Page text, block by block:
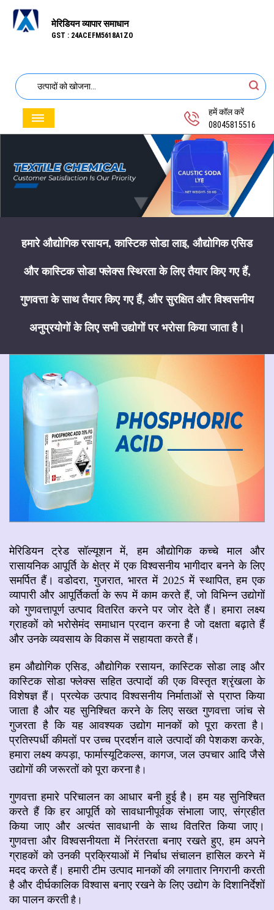
मेरिडियन व्यापार समाधान
GST : 24ACEFM5618A1ZO
हमें कॉल करें
08045815516
हमारे औद्योगिक रसायन, कास्टिक सोडा लाइ, औद्योगिक एसिड
और कास्टिक सोडा फ्लेक्स स्थिरता के लिए तैयार किए गए हैं,
गुणवत्ता के साथ तैयार किए गए हैं, और सुरक्षित और विश्वसनीय
अनुप्रयोगों के लिए सभी उद्योगों पर भरोसा किया जाता है।
मेरिडियन ट्रेड सॉल्यूशन में, हम औद्योगिक कच्चे माल और
रासायनिक आपूर्ति के क्षेत्र में एक विश्वसनीय भागीदार बनने के लिए
समर्पित हैं। वडोदरा, गुजरात, भारत में 2025 में स्थापित, हम एक
व्यापारी और आपूर्तिकर्ता के रूप में काम करते हैं, जो विभिन्न उद्योगों
को गुणवत्तापूर्ण उत्पाद वितरित करने पर जोर देते हैं। हमारा लक्ष्य
ग्राहकों को भरोसेमंद समाधान प्रदान करना है जो दक्षता बढ़ाते हैं
और उनके व्यवसाय के विकास में सहायता करते हैं ।
हम औद्योगिक एसिड, औद्योगिक रसायन, कास्टिक सोडा लाइ और
कास्टिक सोडा फ्लेक्स सहित उत्पादों की एक विस्तृत श्रृंखला के
विशेषज्ञ हैं। प्रत्येक उत्पाद विश्वसनीय निर्माताओं से प्राप्त किया
जाता है और यह सुनिश्चित करने के लिए सख्त गुणवत्ता जांच से
गुजरता है कि यह आवश्यक उद्योग मानकों को पूरा करता है।
प्रतिस्पर्धी कीमतों पर उच्च प्रदर्शन वाले उत्पादों की पेशकश करके,
हमारा लक्ष्य कपड़ा, फार्मास्यूटिकल्स, कागज, जल उपचार आदि जैसे
उद्योगों की जरूरतों को पूरा करनाहै।
गुणवत्ता हमारे परिचालन का आधार बनी हुई है। हम यह सुनिश्चित
करते हैं कि हर आपूर्ति को सावधानीपूर्वक संभाला जाए, संग्रहीत
किया जाए और अत्यंत सावधानी के साथ वितरित किया जाए।
गुणवत्ता और विश्वसनीयता में निरंतरता बनाए रखते हुए, हम अपने
ग्राहकों को उनकी प्रक्रियाओं में निर्बाध संचालन हासिल करने में
मदद करते हैं। हमारी टीम उत्पाद मानकों की लगातार निगरानी करती
है और दीर्घकालिक विश्वास बनाए रखने के लिए उद्योग के दिशानिर्देशों
का पालन करतीहै।